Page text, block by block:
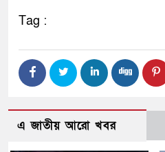
Tag :
এ জাতীয় আরো খবর